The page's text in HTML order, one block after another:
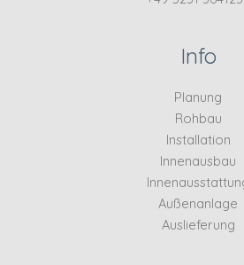
Info
Planung
Rohbau
Installation
Innenausbau
Außenanlage
Auslieferung